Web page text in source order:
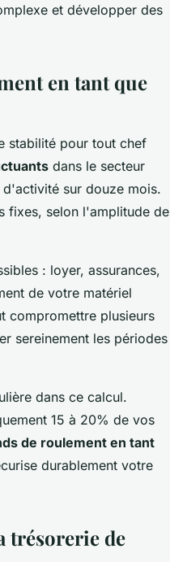
et développer des
en tant que
stabilité pour tout chef
dans le secteur
sur douze mois.
fixes, selon l'amplitude de
: loyer, assurances,
de votre matériel
compromettre plusieurs
sereinement les périodes
dans ce calcul.
15 à 20% de vos
de roulement en tant
durablement votre
trésorerie de